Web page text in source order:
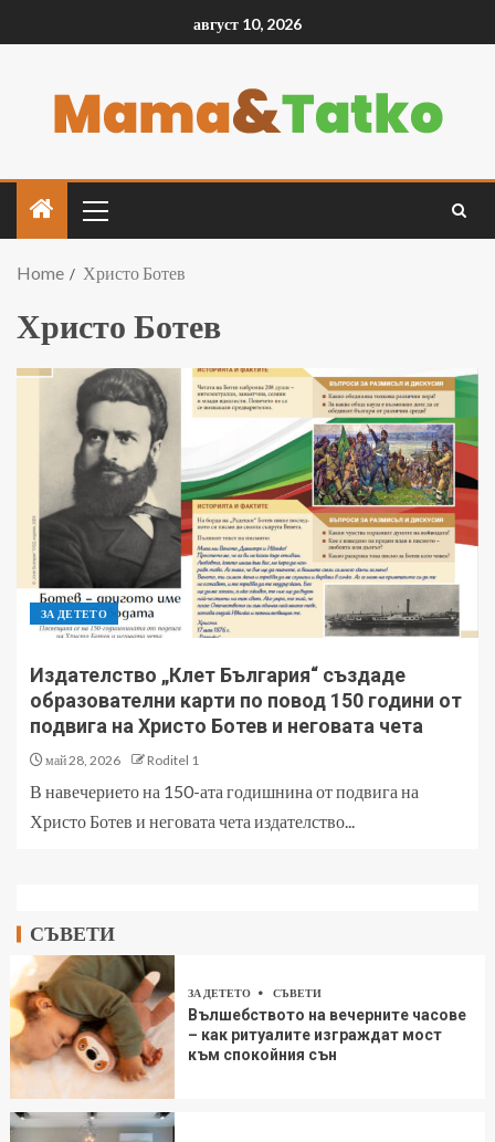
август 10, 2026
Home Христо Ботев
Христо Ботев
ЗА ДЕТЕТО
Издателство „Клет България“ създаде
образователни карти по повод 150 години от
подвига на Христо Ботев и неговата чета
май 28, 2026 Roditel 1
В навечерието на 150-ата годишнина от подвига на
Христо Ботев и неговата чета издателство...
СЪВЕТИ
ЗА ДЕТЕТО СЪВЕТИ
Вълшебството на вечерните часове
– как ритуалите изграждат мост
към спокойния сън